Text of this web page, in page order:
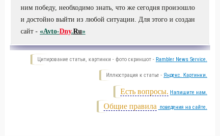
ним победу, необходимо знать, что же сегодня произошло
и достойно выйти из любой ситуации. Для этого и создан
сайт - «Avto-Dny.Ru»
Цитирование статьи, картинки - фото скриншот - Rambler News Service.
Иллюстрация к статье - Яндекс. Картинки.
Есть вопросы. Напишите нам.
Общие правила поведения на сайте.